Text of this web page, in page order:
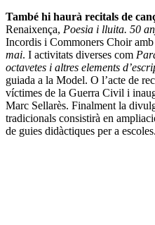
També hi haurà recitals de
Renaixença, Poesia i lluita. 50
Incordis i Commoners Choir amb
mai. I activitats diverses com
octavetes i altres elements
guiada a la Model. O l’acte de
víctimes de la Guerra Civil i
Marc Sellarès. Finalment la
tradicionals consistirà en
de guies didàctiques per a escoles.